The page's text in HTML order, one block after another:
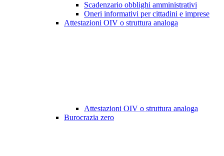
Scadenzario obblighi amministrativi
Oneri informativi per cittadini e imprese
Attestazioni OIV o struttura analoga
Attestazioni OIV o struttura analoga
Burocrazia zero